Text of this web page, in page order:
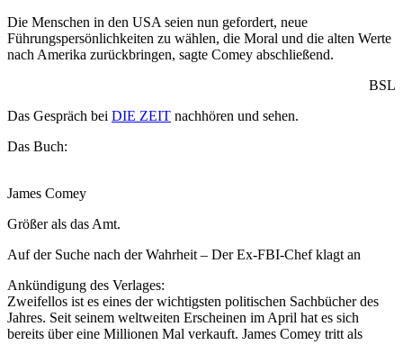
Die Menschen in den USA seien nun gefordert, neue
Führungspersönlichkeiten zu wählen, die Moral und die alten Werte
nach Amerika zurückbringen, sagte Comey abschließend.
BSL
Das Gespräch bei DIE ZEIT nachhören und sehen.
Das Buch:
James Comey
Größer als das Amt.
Auf der Suche nach der Wahrheit – Der Ex-FBI-Chef klagt an
Ankündigung des Verlages:
Zweifellos ist es eines der wichtigsten politischen Sachbücher des
Jahres. Seit seinem weltweiten Erscheinen im April hat es sich
bereits über eine Millionen Mal verkauft. James Comey tritt als